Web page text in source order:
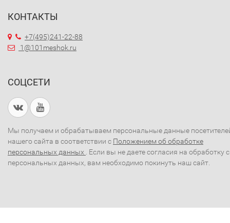
КОНТАКТЫ
+7(495)241-22-88
1@101meshok.ru
СОЦСЕТИ
Мы получаем и обрабатываем персональные данные
нашего сайта в соответствии с Положением об обработке
персональных данных . Если вы не даете согласия на обработку
персональных данных, вам необходимо покинуть наш сайт.